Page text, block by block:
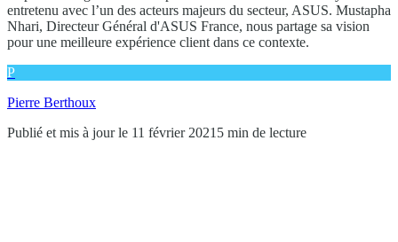
entretenu avec l’un des acteurs majeurs du secteur, ASUS. Mustapha
Nhari, Directeur Général d'ASUS France, nous partage sa vision
pour une meilleure expérience client dans ce contexte.
P
Pierre Berthoux
Publié et mis à jour le 11 février 2021 5 min de lecture